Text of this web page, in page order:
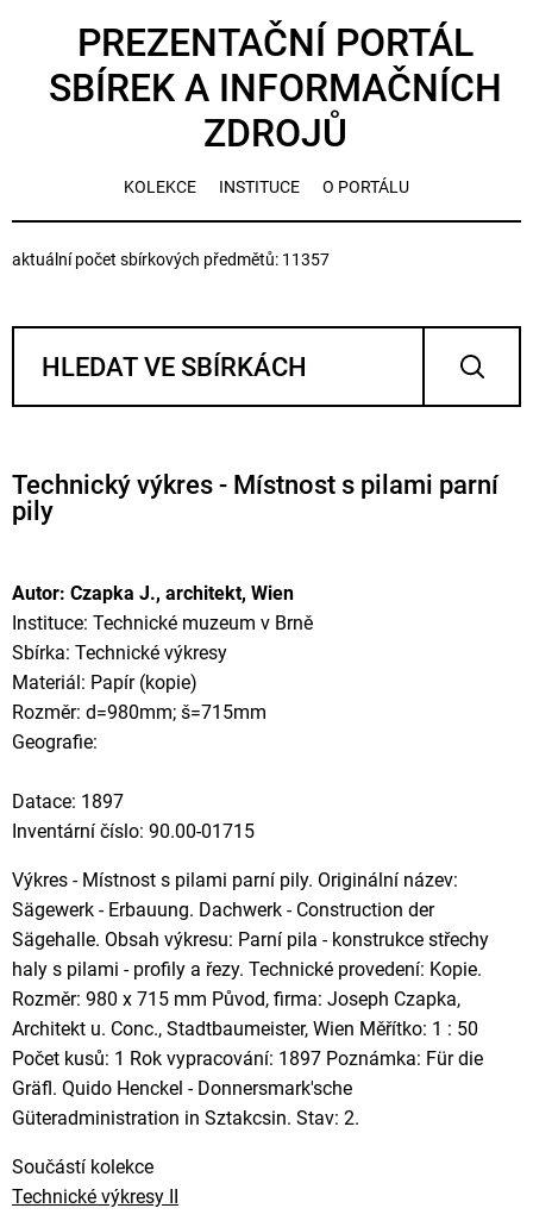
PREZENTAČNÍ PORTÁL
SBÍREK A INFORMAČNÍCH
ZDROJŮ
KOLEKCE INSTITUCE O PORTÁLU
aktuální počet sbírkových předmětů: 11357
Technický výkres - Místnost s pilami parní
pily
Autor: Czapka J., architekt, Wien
Instituce: Technické muzeum v Brně
Sbírka: Technické výkresy
Materiál: Papír (kopie)
Rozměr: d=980mm; š=715mm
Geografie:
Datace: 1897
Inventární číslo: 90.00-01715
Výkres - Místnost s pilami parní pily. Originální název:
Sägewerk - Erbauung. Dachwerk - Construction der
Sägehalle. Obsah výkresu: Parní pila - konstrukce střechy
haly s pilami - profily a řezy. Technické provedení: Kopie.
Rozměr: 980 x 715 mm Původ, firma: Joseph Czapka,
Architekt u. Conc., Stadtbaumeister, Wien Měřítko: 1 : 50
Počet kusů: 1 Rok vypracování: 1897 Poznámka: Für die
Gräfl. Quido Henckel - Donnersmark'sche
Güteradministration in Sztakcsin. Stav: 2.
Součástí kolekce
Technické výkresy II